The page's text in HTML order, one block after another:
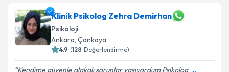
Klinik Psikolog Zehra Demirhan
Psikoloji
Ankara, Çankaya
4.9 (128 Değerlendirme)
Kendime güvenle alakalı sorunlar yaşıyordum Psikolog